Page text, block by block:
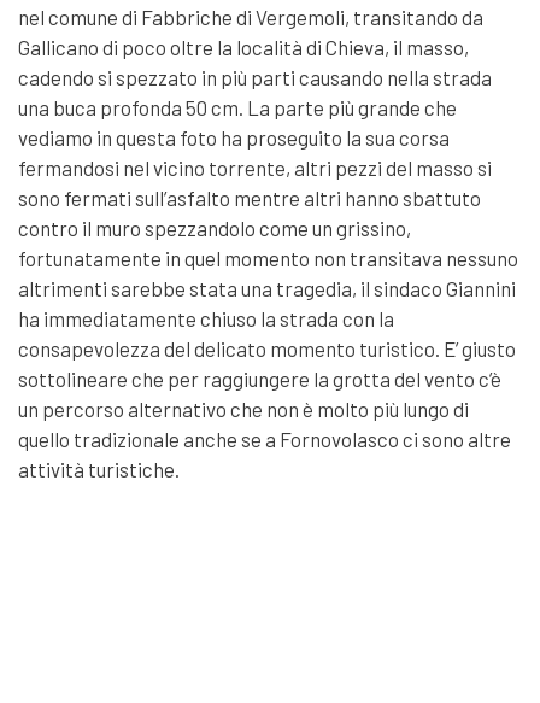
nel comune di Fabbriche di Vergemoli, transitando da
Gallicano di poco oltre la località di Chieva, il masso,
cadendo si spezzato in più parti causando nella strada
una buca profonda 50 cm. La parte più grande che
vediamo in questa foto ha proseguito la sua corsa
fermandosi nel vicino torrente, altri pezzi del masso si
sono fermati sull’asfalto mentre altri hanno sbattuto
contro il muro spezzandolo come un grissino,
fortunatamente in quel momento non transitava nessuno
altrimenti sarebbe stata una tragedia, il sindaco Giannini
ha immediatamente chiuso la strada con la
consapevolezza del delicato momento turistico. E’ giusto
sottolineare che per raggiungere la grotta del vento c’è
un percorso alternativo che non è molto più lungo di
quello tradizionale anche se a Fornovolasco ci sono altre
attività turistiche.